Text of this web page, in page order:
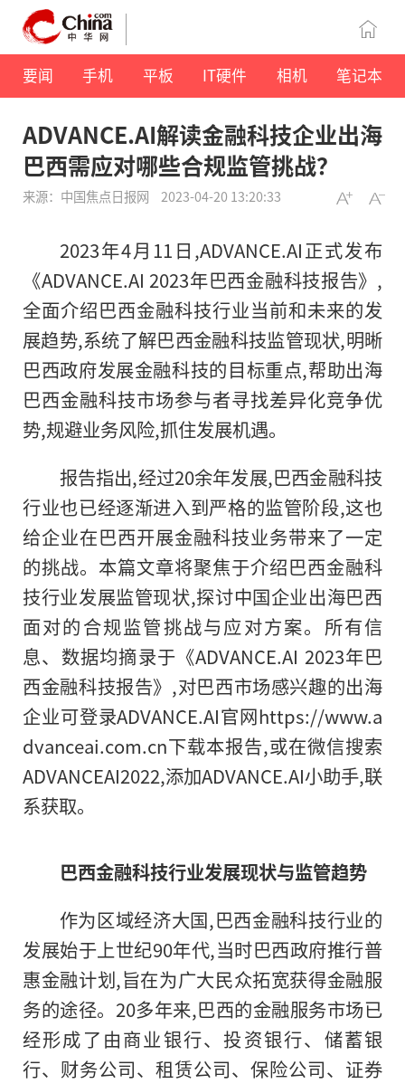
要闻 手机 平板 IT硬件 相机 笔记本
ADVANCE.AI解读金融科技企业出海
巴西需应对哪些合规监管挑战？
来源：中国焦点日报网 2023-04-20 13:20:33
2023年4月11日,ADVANCE.AI正式发布
《ADVANCE.AI 2023年巴西金融科技报告》,
全面介绍巴西金融科技行业当前和未来的发
展趋势,系统了解巴西金融科技监管现状,明晰
巴西政府发展金融科技的目标重点,帮助出海
巴西金融科技市场参与者寻找差异化竞争优
势,规避业务风险,抓住发展机遇。
报告指出,经过20余年发展,巴西金融科技
行业也已经逐渐进入到严格的监管阶段,这也
给企业在巴西开展金融科技业务带来了一定
的挑战。本篇文章将聚焦于介绍巴西金融科
技行业发展监管现状,探讨中国企业出海巴西
面对的合规监管挑战与应对方案。所有信
息、数据均摘录于《ADVANCE.AI 2023年巴
西金融科技报告》,对巴西市场感兴趣的出海
企业可登录ADVANCE.AI官网https://www.a
dvanceai.com.cn下载本报告,或在微信搜索
ADVANCEAI2022,添加ADVANCE.AI小助手,联
系获取。
巴西金融科技行业发展现状与监管趋势
作为区域经济大国,巴西金融科技行业的
发展始于上世纪90年代,当时巴西政府推行普
惠金融计划,旨在为广大民众拓宽获得金融服
务的途径。20多年来,巴西的金融服务市场已
经形成了由商业银行、投资银行、储蓄银
行、财务公司、租赁公司、保险公司、证券